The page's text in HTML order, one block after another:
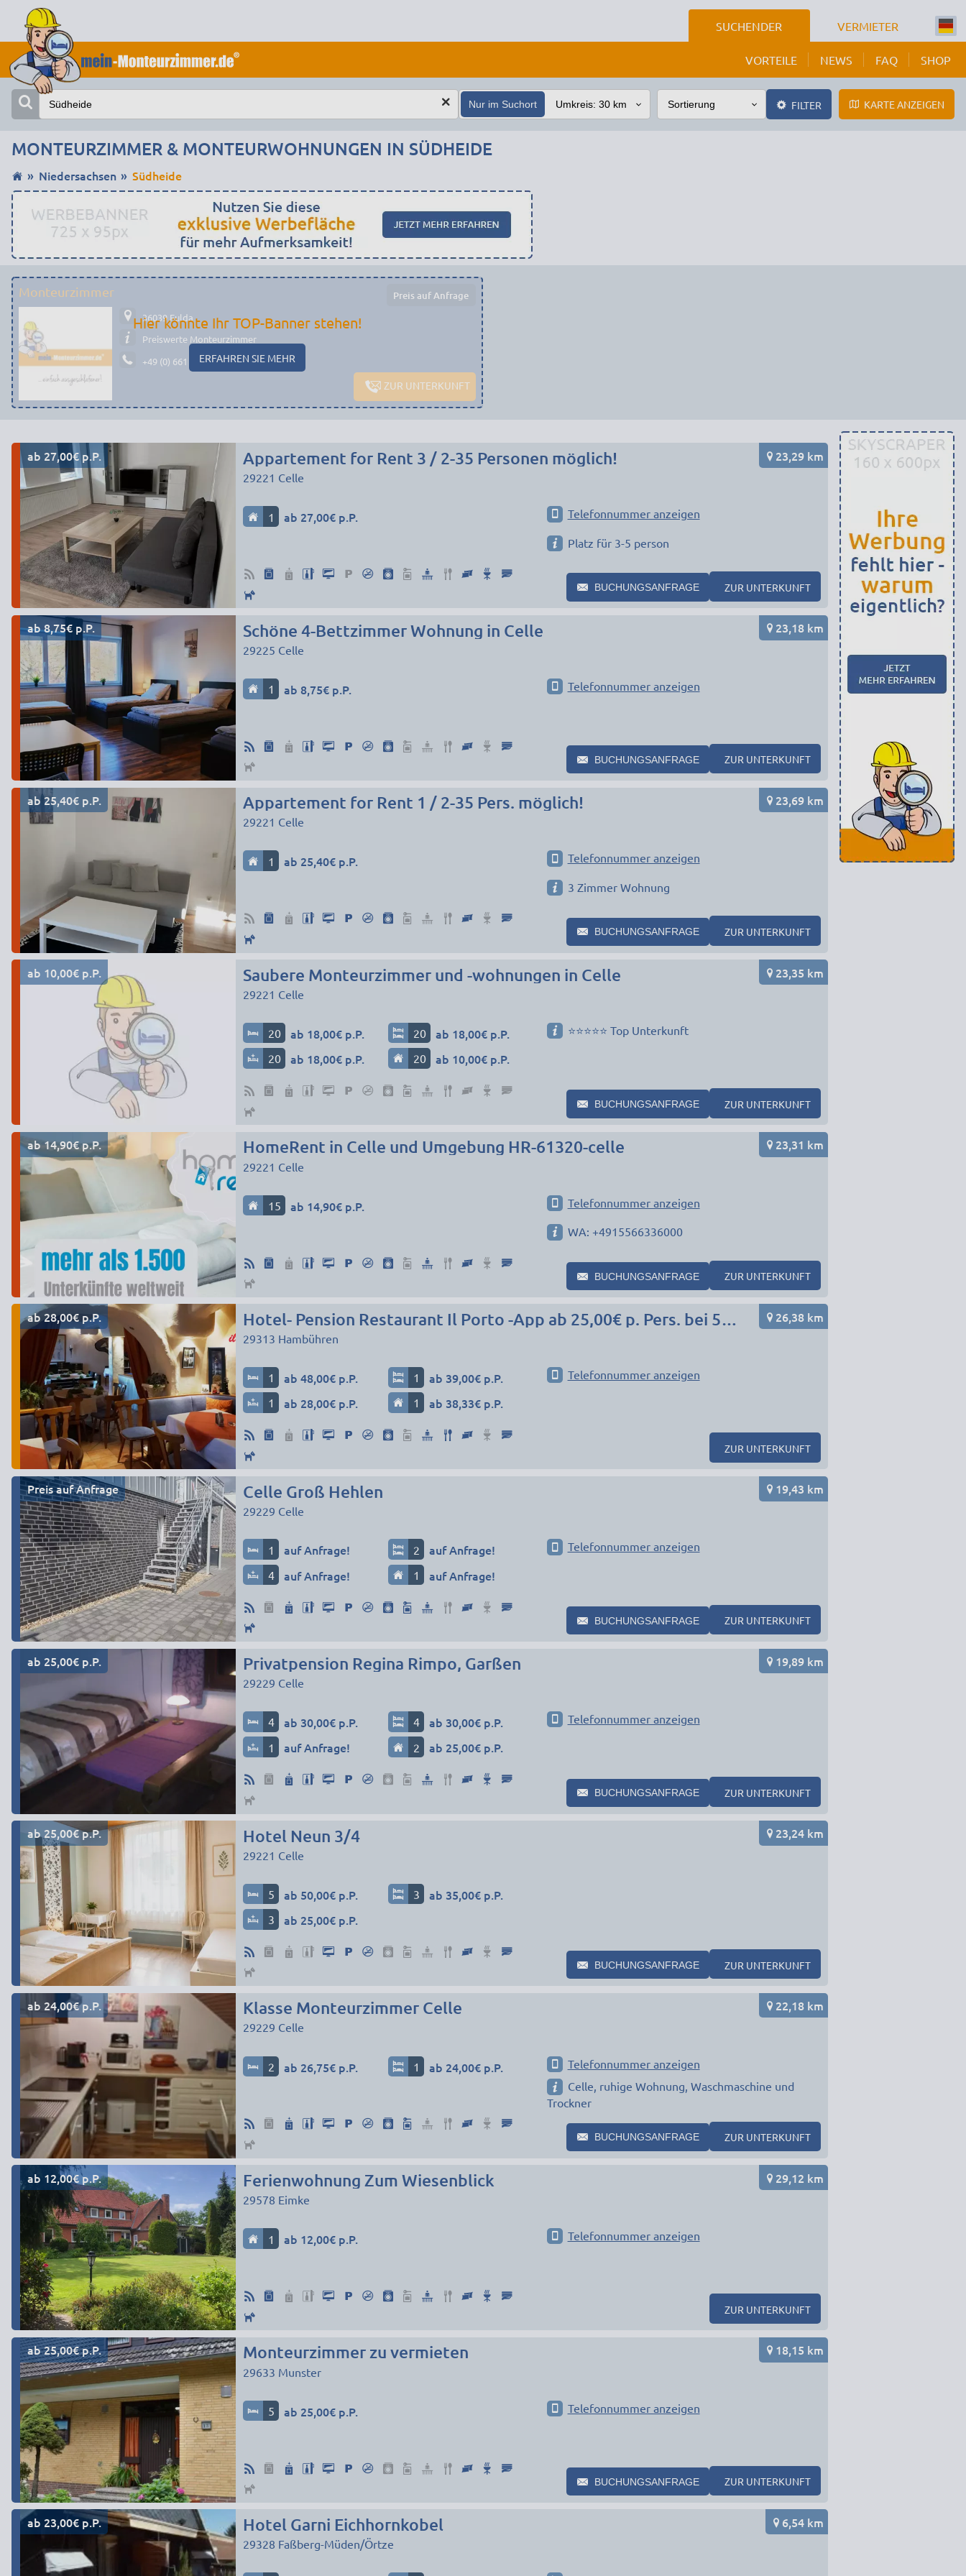
SUCHENDER VERMIETER
VORTEILE NEWS FAQ SHOP
Nur im Suchort FILTER KARTE ANZEIGEN
MONTEURZIMMER & MONTEURWOHNUNGEN IN SÜDHEIDE
Niedersachsen Südheide
Monteurzimmer Preis auf Anfrage
36039 Fulda
Preiswerte Monteurzimmer
+49 (0) 661 - 29 19 14 19
ZUR UNTERKUNFT
Hier könnte Ihr TOP-Banner stehen!
ERFAHREN SIE MEHR
ab 27,00€ p.P. Appartement for Rent 3 / 2-35 Personen möglich!
29221 Celle
23,29 km
1 ab 27,00€ p.P. Telefonnummer anzeigen
Platz für 3-5 person
BUCHUNGSANFRAGE ZUR UNTERKUNFT
ab 8,75€ p.P. Schöne 4-Bettzimmer Wohnung in Celle
29225 Celle
23,18 km
1 ab 8,75€ p.P. Telefonnummer anzeigen
BUCHUNGSANFRAGE ZUR UNTERKUNFT
ab 25,40€ p.P. Appartement for Rent 1 / 2-35 Pers. möglich!
29221 Celle
23,69 km
1 ab 25,40€ p.P. Telefonnummer anzeigen
3 Zimmer Wohnung
BUCHUNGSANFRAGE ZUR UNTERKUNFT
ab 10,00€ p.P. Saubere Monteurzimmer und -wohnungen in Celle
29221 Celle
23,35 km
20 ab 18,00€ p.P. 20 ab 18,00€ p.P.
20 ab 18,00€ p.P. 20 ab 10,00€ p.P.
⭐⭐⭐⭐⭐ Top Unterkunft
BUCHUNGSANFRAGE ZUR UNTERKUNFT
ab 14,90€ p.P. HomeRent in Celle und Umgebung HR-61320-celle
29221 Celle
23,31 km
15 ab 14,90€ p.P. Telefonnummer anzeigen
WA: +4915566336000
BUCHUNGSANFRAGE ZUR UNTERKUNFT
ab 28,00€ p.P. Hotel- Pension Restaurant Il Porto -App ab 25,00€ p. Pers. bei 5-6 Pers
29313 Hambühren
26,38 km
1 ab 48,00€ p.P. 1 ab 39,00€ p.P.
1 ab 28,00€ p.P. 1 ab 38,33€ p.P.
Telefonnummer anzeigen
ZUR UNTERKUNFT
Preis auf Anfrage Celle Groß Hehlen
29229 Celle
19,43 km
1 auf Anfrage! 2 auf Anfrage!
4 auf Anfrage! 1 auf Anfrage!
Telefonnummer anzeigen
BUCHUNGSANFRAGE ZUR UNTERKUNFT
ab 25,00€ p.P. Privatpension Regina Rimpo, Garßen
29229 Celle
19,89 km
4 ab 30,00€ p.P. 4 ab 30,00€ p.P.
1 auf Anfrage! 2 ab 25,00€ p.P.
Telefonnummer anzeigen
BUCHUNGSANFRAGE ZUR UNTERKUNFT
ab 25,00€ p.P. Hotel Neun 3/4
29221 Celle
23,24 km
5 ab 50,00€ p.P. 3 ab 35,00€ p.P.
3 ab 25,00€ p.P.
BUCHUNGSANFRAGE ZUR UNTERKUNFT
ab 24,00€ p.P. Klasse Monteurzimmer Celle
29229 Celle
22,18 km
2 ab 26,75€ p.P. 1 ab 24,00€ p.P.
Telefonnummer anzeigen
Celle, ruhige Wohnung, Waschmaschine und
Trockner
BUCHUNGSANFRAGE ZUR UNTERKUNFT
ab 12,00€ p.P. Ferienwohnung Zum Wiesenblick
29578 Eimke
29,12 km
1 ab 12,00€ p.P. Telefonnummer anzeigen
ZUR UNTERKUNFT
ab 25,00€ p.P. Monteurzimmer zu vermieten
29633 Munster
18,15 km
5 ab 25,00€ p.P. Telefonnummer anzeigen
BUCHUNGSANFRAGE ZUR UNTERKUNFT
ab 23,00€ p.P. Hotel Garni Eichhornkobel
29328 Faßberg-Müden/Örtze
6,54 km